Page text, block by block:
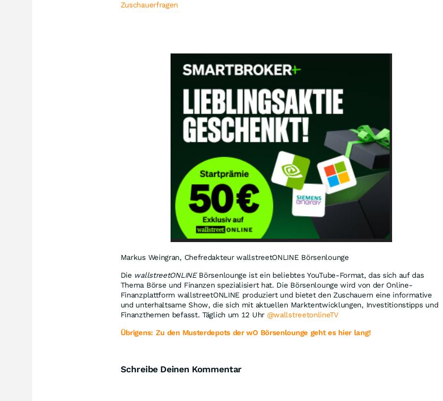
Zuschauerfragen
Markus Weingran, Chefredakteur wallstreetONLINE Börsenlounge
Die wallstreetONLINEBörsenlounge ist ein beliebtes YouTube-Format, das sich auf das
Thema Börse und Finanzen spezialisiert hat. Die Börsenlounge wird von der Online-
Finanzplattform wallstreetONLINE produziert und bietet den Zuschauern eine informative
und unterhaltsame Show, die sich mit aktuellen Marktentwicklungen, Investitionstipps und
Finanzthemen befasst. Täglich um 12 Uhr @wallstreetonlineTV
Übrigens: Zu den Musterdepots der wO Börsenlounge geht es hier lang!
Schreibe Deinen Kommentar